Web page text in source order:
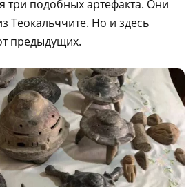
три подобных артефакта. Они
Теокальччите. Но и здесь
предыдущих.